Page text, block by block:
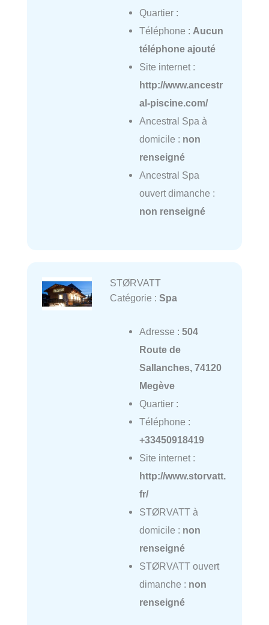
Quartier :
Téléphone : Aucun
téléphone ajouté
Site internet :
http://www.ancestr
al-piscine.com/
Ancestral Spa à
domicile : non
renseigné
Ancestral Spa
ouvert dimanche :
non renseigné
STØRVATT
Catégorie : Spa
Adresse : 504
Route de
Sallanches, 74120
Megève
Quartier :
Téléphone :
+33450918419
Site internet :
http://www.storvatt.
fr/
STØRVATT à
domicile : non
renseigné
STØRVATT ouvert
dimanche : non
renseigné